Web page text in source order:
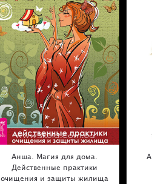
Анша. Магия для дома.
Действенные практики
очищения и защиты жилища